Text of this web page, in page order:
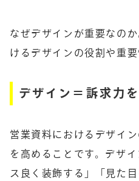
なぜデザインが重要なの
けるデザインの役割や重
デザイン＝訴求力
営業資料におけるデザイ
を高めることです。デザ
ス良く装飾する」「見た